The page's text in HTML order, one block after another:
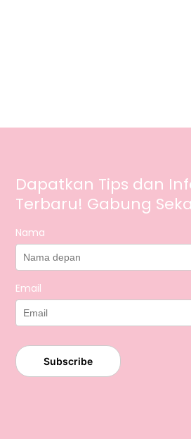
Dapatkan Tips dan
Terbaru! Gabung
Nama
Email
Subscribe